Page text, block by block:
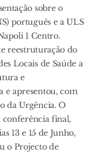
sobre o
português e a ULS
1 Centro.
reestruturação do
Locais de Saúde a
e
e apresentou, com
da Urgência. O
conferência final,
13 e 15 de Junho,
o Projecto de